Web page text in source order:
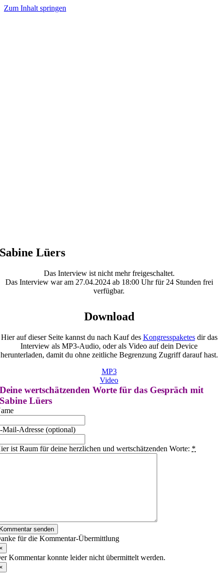
Zum Inhalt springen
Sabine Lüers
Das Interview ist nicht mehr freigeschaltet.
Das Interview war am 27.04.2024 ab 18:00 Uhr für 24 Stunden frei
verfügbar.
Download
Hier auf dieser Seite kannst du nach Kauf des Kongresspaketesdir das
Interview als MP3-Audio, oder als Video auf dein Device
herunterladen, damit du ohne zeitliche Begrenzung Zugriff darauf hast.
MP3
Video
Deine wertschätzenden Worte für das Gespräch mit
Sabine Lüers
Mail-Adresse (optional)
ist Raum für deine herzlichen und wertschätzenden Worte: *
senden
für die Kommentar-Übermittlung
Kommentar konnte leider nicht übermittelt werden.